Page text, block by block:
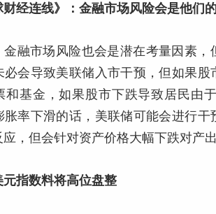
财经连线》：金融市场风险会是他们
金融市场风险也会是潜在考量因素
必会导致美联储入市干预，但如果
和基金，如果股市下跌导致居民由
胀率下滑的话，美联储可能会进行
，但会针对资产价格大幅下跌对产
元指数料将高位盘整